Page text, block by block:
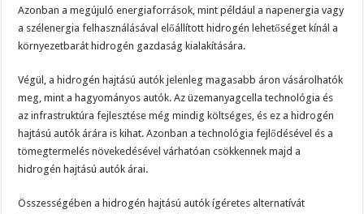
Azonban a megújuló energiaforrások, mint például a napenergia vagy
a szélenergia felhasználásával előállított hidrogén lehetőséget kínál a
környezetbarát hidrogén gazdaság kialakítására.
Végül, a hidrogén hajtású autók jelenleg magasabb áron vásárolhatók
meg, mint a hagyományos autók. Az üzemanyagcella technológia és
az infrastruktúra fejlesztése még mindig költséges, és ez a hidrogén
hajtású autók árára is kihat. Azonban a technológia fejlődésével és a
tömegtermelés növekedésével várhatóan csökkennek majd a
hidrogén hajtású autók árai.
Összességében a hidrogén hajtású autók ígéretes alternatívát